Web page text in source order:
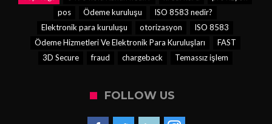
pos
Ödeme kuruluşu
ISO 8583 nedir?
Elektronik para kuruluşu
otorizasyon
ISO 8583
Ödeme Hizmetleri Ve Elektronik Para Kuruluşları
FAST
3D Secure
fraud chargeback Temassız işlem
FOLLOW US